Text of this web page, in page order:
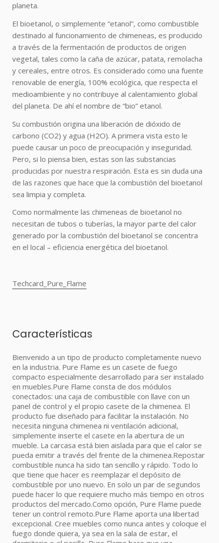
planeta.
El bioetanol, o simplemente “etanol”, como combustible
destinado al funcionamiento de chimeneas, es producido
a través de la fermentación de productos de origen
vegetal, tales como la caña de azúcar, patata, remolacha
y cereales, entre otros. Es considerado como una fuente
renovable de energía, 100% ecológica, que respecta el
medioambiente y no contribuye al calentamiento global
del planeta. De ahí el nombre de “bio” etanol.
Su combustión origina una liberación de dióxido de
carbono (CO2) y agua (H2O). A primera vista esto le
puede causar un poco de preocupación y inseguridad.
Pero, si lo piensa bien, estas son las substancias
producidas por nuestra respiración. Esta es sin duda una
de las razones que hace que la combustión del bioetanol
sea limpia y completa.
Como normalmente las chimeneas de bioetanol no
necesitan de tubos o tuberías, la mayor parte del calor
generado por la combustión del bioetanol se concentra
en el local – eficiencia energética del bioetanol.
Techcard_Pure_Flame
Características
Bienvenido a un tipo de producto completamente nuevo
en la industria. Pure Flame es un casete de fuego
compacto especialmente desarrollado para ser instalado
en muebles.Pure Flame consta de dos módulos
conectados: una caja de combustible con llave con un
panel de control y el propio casete de la chimenea. El
producto fue diseñado para facilitar la instalación. No
necesita ninguna chimenea ni ventilación adicional,
simplemente inserte el casete en la abertura de un
mueble. La carcasa está bien aislada para que el calor se
pueda emitir a través del frente de la chimenea.Repostar
combustible nunca ha sido tan sencillo y rápido. Todo lo
que tiene que hacer es reemplazar el depósito de
combustible por uno nuevo. En solo un par de segundos
puede hacer lo que requiere mucho más tiempo en otros
productos del mercado.Como opción, Pure Flame puede
tener un control remoto.Pure Flame aporta una libertad
excepcional. Cree muebles como nunca antes y coloque el
fuego donde quiera, ya sea en la sala de estar, el